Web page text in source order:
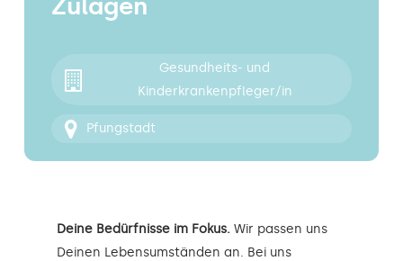
Kontakt
Zulagen
Gesundheits- und
Kinderkrankenpfleger/in
Pfungstadt
Deine Bedürfnisse im Fokus. Wir passen uns
Deinen Lebensumständen an. Bei uns